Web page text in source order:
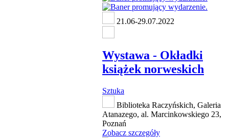
21.06-29.07.2022
Wystawa - Okładki
książek norweskich
Sztuka
Biblioteka Raczyńskich, Galeria
Atanazego, al. Marcinkowskiego 23,
Poznań
Zobacz szczegóły